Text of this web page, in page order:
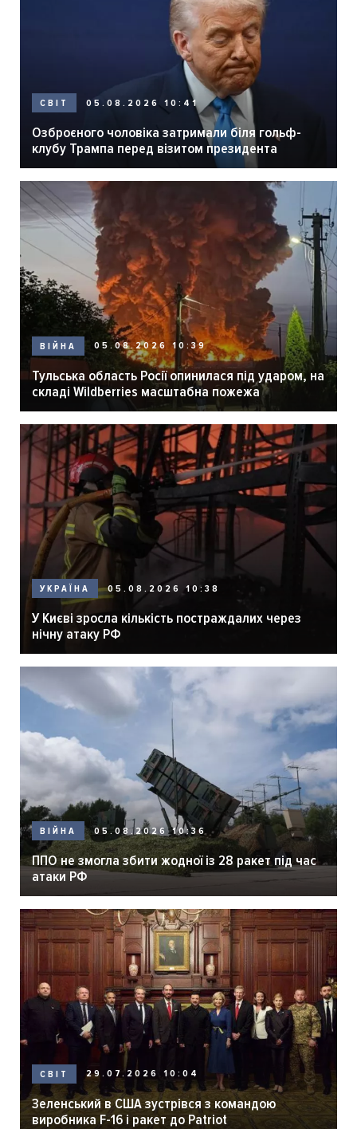
СВІТ 05.08.2026 10:41
Озброєного чоловіка затримали біля гольф-
клубу Трампа перед візитом президента
ВІЙНА 05.08.2026 10:39
Тульська область Росії опинилася під ударом, на
складі Wildberries масштабна пожежа
УКРАЇНА 05.08.2026 10:38
У Києві зросла кількість постраждалих через
нічну атаку РФ
ВІЙНА 05.08.2026 10:36
ППО не змогла збити жодної із 28 ракет під час
атаки РФ
СВІТ 29.07.2026 10:04
Зеленський в США зустрівся з командою
виробника F-16 і ракет до Patriot